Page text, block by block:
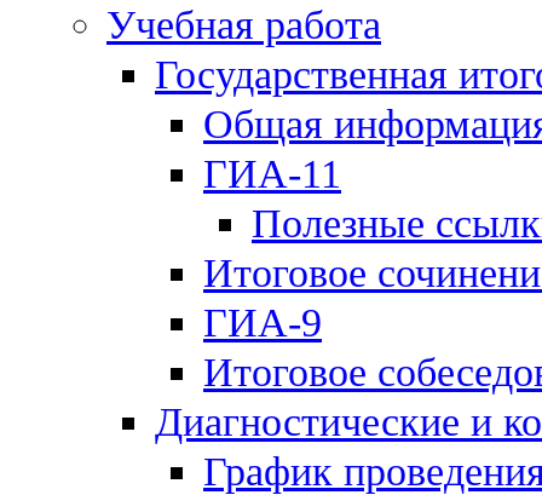
Учебная работа
Государственная
Общая
ГИА-11
Полезные
Итоговое
ГИА-9
Итоговое
Диагностические и
График